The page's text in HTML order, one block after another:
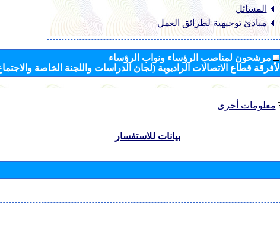
المسائل
مبادئ توجيهية لطرائق العمل
مرشحون لمناصب الرؤساء ونواب الرؤساء
لأفرقة قطاع الاتصالات الراديوية (لجان الدراسات واللجنة الخاصة
معلومات أخرى
بيانات للاستفسار